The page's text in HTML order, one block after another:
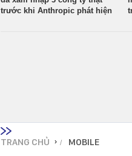
trước khi Anthropic phát hiện
TRANG CHỦ › MOBILE